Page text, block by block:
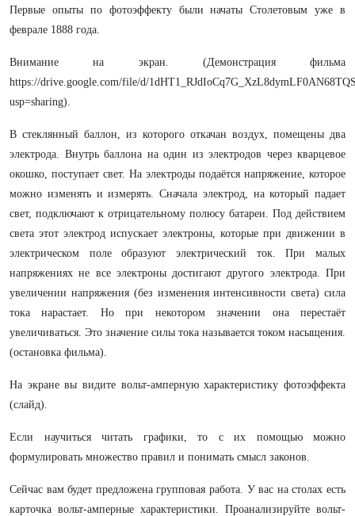
Первые опыты по фотоэффекту были начаты Столетовым уже в
феврале 1888 года.
Внимание на экран. (Демонстрация фильма
https://drive.google.com/file/d/
usp=sharing).
В стеклянный баллон, из которого откачан воздух, помещены два
электрода. Внутрь баллона на один из электродов через кварцевое
окошко, поступает свет. На электроды подаётся напряжение, которое
можно изменять и измерять. Сначала электрод, на который падает
свет, подключают к отрицательному полюсу батареи. Под действием
света этот электрод испускает электроны, которые при движении в
электрическом поле образуют электрический ток. При малых
напряжениях не все электроны достигают другого электрода. При
увеличении напряжения (без изменения интенсивности света) сила
тока нарастает. Но при некотором значении она перестаёт
увеличиваться. Это значение силы тока называется током насыщения.
(остановка фильма).
На экране вы видите вольт-амперную характеристику фотоэффекта
(слайд).
Если научиться читать графики, то с их помощью можно
формулировать множество правил и понимать смысл законов.
Сейчас вам будет предложена групповая работа. У вас на столах есть
карточка вольт-амперные характеристики. Проанализируйте вольт-